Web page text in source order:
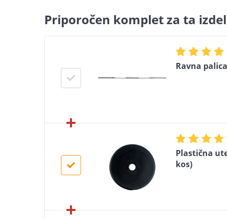
Priporočen komplet za ta
Ravna
Plastična
kos)